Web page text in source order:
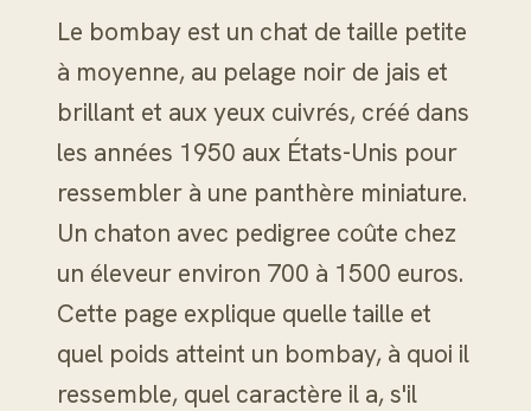
Le bombay est un chat de taille petite
à moyenne, au pelage noir de jais et
brillant et aux yeux cuivrés, créé dans
les années 1950 aux États-Unis pour
ressembler à une panthère miniature.
Un chaton avec pedigree coûte chez
un éleveur environ 700 à 1500 euros.
Cette page explique quelle taille et
quel poids atteint un bombay, à quoi il
ressemble, quel caractère il a, s'il